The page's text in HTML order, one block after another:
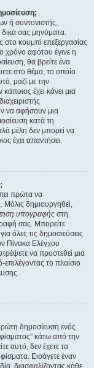
ή συντονιστής,
δικά σας μηνύματα.
στο κουμπί επεξεργασίας
χρόνο αφότου έγινε η
θα βρείτε ένα
στο θέμα, το οποίο
μαζί με την
έχει κάνει μια
να αφήσουν μια
κατά τη
μέλη δεν μπορεί να
έχει απαντήσει.
πρώτα να
Μόλις δημιουργηθεί,
υπογραφής στη
σας. Μπορείτε
όλες τις δημοσιεύσεις
Πίνακα Ελέγχου
να προστεθεί μια
το πλαίσιο
δημοσίευση ενός
κάτω από την
αυτό, δεν έχετε τα
Εισάγετε έναν
διασφαλίζοντας κάθε